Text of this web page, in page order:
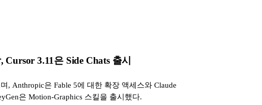
3.11은 Side Chats 출시
, Anthropic은 Fable 5에 대한 확장 액세스와 Claude
은 Motion-Graphics 스킬을 출시했다.